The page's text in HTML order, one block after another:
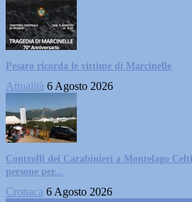
Pesaro ricorda le vittime di Marcinelle
Attualità 6 Agosto 2026
Controlli dei Carabinieri a Montelago
persone per...
Cronaca 6 Agosto 2026